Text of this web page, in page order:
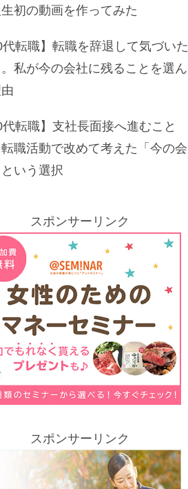
初の動画を作ってみた
転職】転職を辞退して気づいた
私が今の会社に残ることを選ん
転職】支社長面接へ進むこと
職活動で改めて考えた「今の会
いう選択
スポンサーリンク
スポンサーリンク